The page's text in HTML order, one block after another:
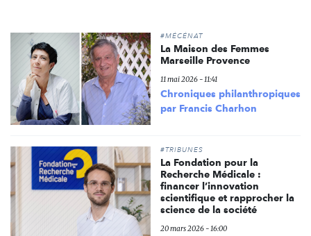
#MÉCÉNAT
La Maison des Femmes
Marseille Provence
11 mai 2026 - 11:41
Chroniques philanthropiques
par Francis Charhon
#TRIBUNES
La Fondation pour la
Recherche Médicale :
financer l’innovation
scientifique et rapprocher la
science de la société
20 mars 2026 - 16:00